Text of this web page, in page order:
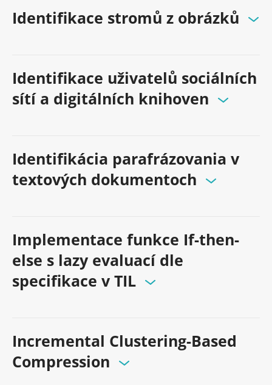
Identifikace stromů z obrázků
Identifikace uživatelů sociálních
sítí a digitálních knihoven
Identifikácia parafrázovania v
textových dokumentoch
Implementace funkce If-then-
else s lazy evaluací dle
specifikace v TIL
Incremental Clustering-Based
Compression